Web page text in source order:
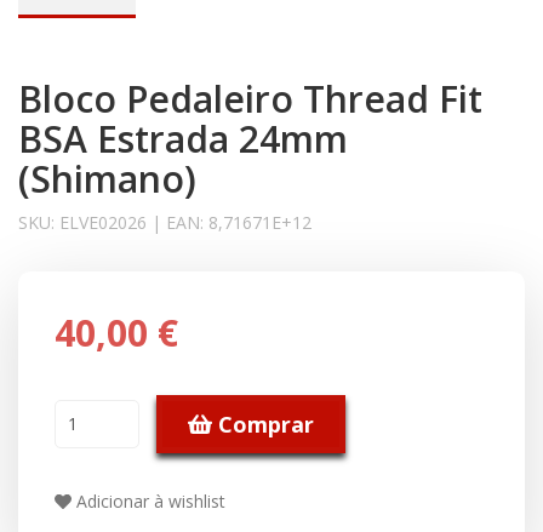
Bloco Pedaleiro Thread Fit
BSA Estrada 24mm
(Shimano)
SKU: ELVE02026 | EAN: 8,71671E+12
40,00 €
Comprar
Adicionar à wishlist